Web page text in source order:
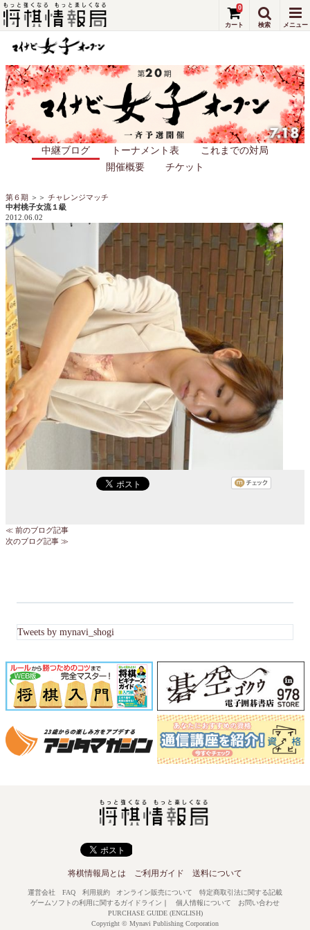
中継ブログ トーナメント表
これまでの対局
開催概要
チケット
0
第６期 ＞＞ チャレンジマッチ
中村桃子女流１級
2012.06.02
≪ 前のブログ記事
次のブログ記事 ≫
Tweets by mynavi_shogi
将棋情報局とは ご利用ガイド 送料について
運営会社 FAQ 利用規約 オンライン販売について
特定商取引法に関する記載
ゲームソフトの利用に関するガイドライン ｜ 個人情報について
お問い合わせ
PURCHASE GUIDE (ENGLISH)
Copyright © Mynavi Publishing Corporation